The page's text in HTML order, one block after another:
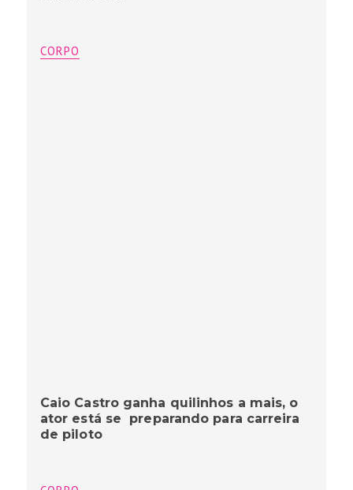
CORPO
Caio Castro ganha quilinhos a mais, o
ator está se preparando para carreira
de piloto